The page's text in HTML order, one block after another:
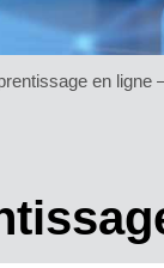
en ligne